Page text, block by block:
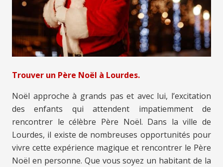
Trouver un Père Noël à Lourdes.
Noël approche à grands pas et avec lui, l’excitation
des enfants qui attendent impatiemment de
rencontrer le célèbre Père Noël. Dans la ville de
Lourdes, il existe de nombreuses opportunités pour
vivre cette expérience magique et rencontrer le Père
Noël en personne. Que vous soyez un habitant de la